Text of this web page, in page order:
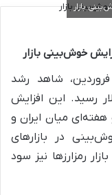
بازار
خوش‌بینی بازار
قیمت بیت‌کوین امروز چهارشنبه، ۲۰ فروردین، شاهد رشد
و به نزدیکی ۷۲ هزار دلار رسید. این افزایش
میان ایران و
در بازارهای
رمزارزها نیز سود